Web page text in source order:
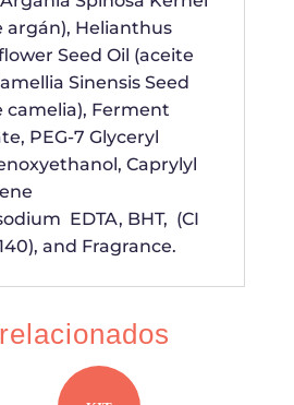
argán), Helianthus
Seed Oil (aceite
Sinensis Seed
camelia), Ferment
PEG-7 Glyceryl
Caprylyl
EDTA, BHT, (CI
and Fragrance.